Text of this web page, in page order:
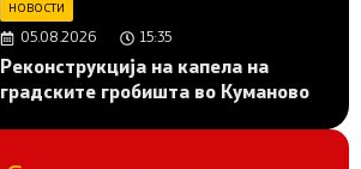
НОВОСТИ
05.08.2026 15:35
Реконструкција на капела на
градските гробишта во Куманово